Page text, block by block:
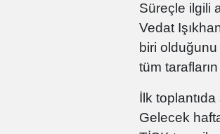
Süreçle ilgili
Vedat
biri
tüm
İlk
Gelecek